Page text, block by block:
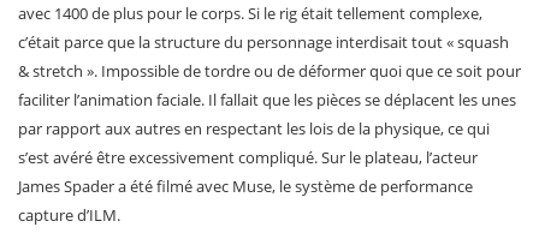
avec 1400 de plus pour le corps. Si le rig était tellement complexe,
c’était parce que la structure du personnage interdisait tout « squash
& stretch ». Impossible de tordre ou de déformer quoi que ce soit pour
faciliter l’animation faciale. Il fallait que les pièces se déplacent les unes
par rapport aux autres en respectant les lois de la physique, ce qui
s’est avéré être excessivement compliqué. Sur le plateau, l’acteur
James Spader a été filmé avec Muse, le système de performance
capture d’ILM.